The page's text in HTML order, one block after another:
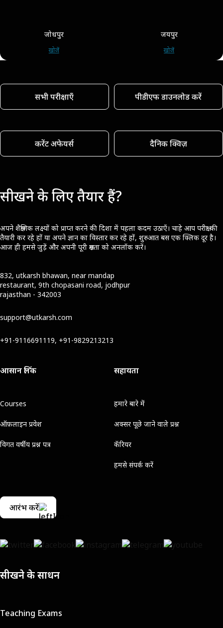
जोधपुर
खोजें
जयपुर
खोजें
सभी परीक्षाएँ पीडीएफ डाउनलोड करें
करेंट अफेयर्स दैनिक क्विज़
सीखने के लिए तैयार हैं?
अपने शैक्षणिक लक्ष्यों को प्राप्त करने की दिशा में पहला कदम उठाएँ। चाहे आप परीक्षा की
तैयारी कर रहे हों या अपने ज्ञान का विस्तार कर रहे हों, शुरुआत बस एक क्लिक दूर है।
आज ही हमसे जुड़ें और अपनी पूरी क्षमता को अनलॉक करें।
832, utkarsh bhawan, near mandap
restaurant, 9th chopasani road, jodhpur
rajasthan - 342003
support@utkarsh.com
+91-9116691119, +91-9829213213
आसान लिंक
Courses
ऑफ़लाइन प्रवेश
विगत वर्षीय प्रश्न पत्र
सहायता
हमारे बारे में
अक्सर पूछे जाने वाले प्रश्न
कॅरियर
हमसे संपर्क करें
आरंभ करें
सीखने के साधन
Teaching Exams